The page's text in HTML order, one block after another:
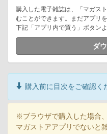
購入した電子雑誌は、「マガス
むことができます。まだアプリ
下記「アプリ内で買う」ボタン
ダ
購入前に目次をご確認く
※ブラウザで購入した場合
マガストアアプリでないと